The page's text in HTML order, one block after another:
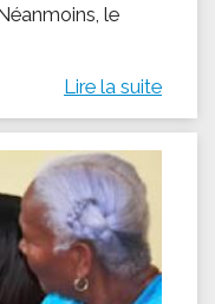
le
Lire la suite